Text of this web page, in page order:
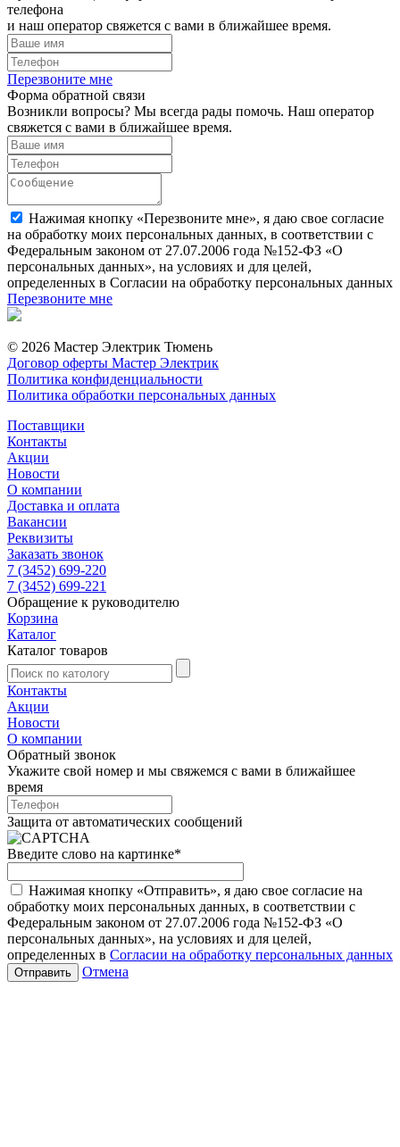
телефона
и наш оператор свяжется с вами в ближайшее время.
Перезвоните мне
Форма обратной связи
Возникли вопросы? Мы всегда рады помочь. Наш оператор
свяжется с вами в ближайшее время.
Нажимая кнопку «Перезвоните мне», я даю свое согласие
на обработку моих персональных данных, в соответствии с
Федеральным законом от 27.07.2006 года №152-ФЗ «О
персональных данных», на условиях и для целей,
определенных в Согласии на обработку персональных данных
Перезвоните мне
© 2026 Мастер Электрик Тюмень
Договор оферты Мастер Электрик
Политика конфиденциальности
Политика обработки персональных данных
Поставщики
Контакты
Акции
Новости
О компании
Доставка и оплата
Вакансии
Реквизиты
Заказать звонок
7 (3452) 699-220
7 (3452) 699-221
Обращение к руководителю
Корзина
Каталог
Каталог товаров
Контакты
Акции
Новости
О компании
Обратный звонок
Укажите свой номер и мы свяжемся с вами в ближайшее
время
Защита от автоматических сообщений
Введите слово на картинке*
Нажимая кнопку «Отправить», я даю свое согласие на
обработку моих персональных данных, в соответствии с
Федеральным законом от 27.07.2006 года №152-ФЗ «О
персональных данных», на условиях и для целей,
определенных в Согласии на обработку персональных данных
Отмена